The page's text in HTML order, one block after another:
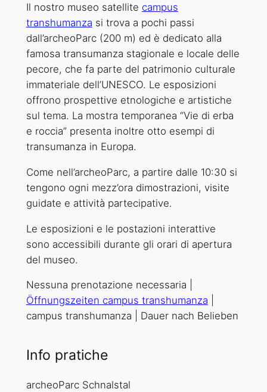
Il nostro museo satellite campus
transhumanza si trova a pochi passi
dall’archeoParc (200 m) ed è dedicato alla
famosa transumanza stagionale e locale delle
pecore, che fa parte del patrimonio culturale
immateriale dell’UNESCO. Le esposizioni
offrono prospettive etnologiche e artistiche
sul tema. La mostra temporanea “Vie di erba
e roccia” presenta inoltre otto esempi di
transumanza in Europa.
Come nell’archeoParc, a partire dalle 10:30 si
tengono ogni mezz’ora dimostrazioni, visite
guidate e attività partecipative.
Le esposizioni e le postazioni interattive
sono accessibili durante gli orari di apertura
del museo.
Nessuna prenotazione necessaria |
Öffnungszeiten campus transhumanza
campus transhumanza | Dauer nach Belieben
Info pratiche
archeoParc Schnalstal